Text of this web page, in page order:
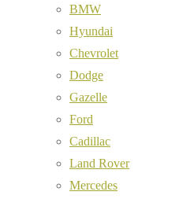
BMW
Hyundai
Chevrolet
Dodge
Gazelle
Ford
Cadillac
Land Rover
Mercedes